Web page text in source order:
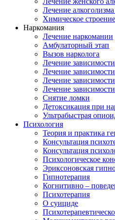
Лечение
Химическое
Наркомания
Лечение наркомании
Амбулаторный этап
Вызов нарколога
Лечение
Лечение
Лечение
Лечение
Снятие ломки
Детоксикация при
Ультрабыстрая
Психология
Теория и практика
Консультация
Консультация
Психологическое
Эриксоновская
Гипнотерапия
Когнитивно –
Психотерапия
О суициде